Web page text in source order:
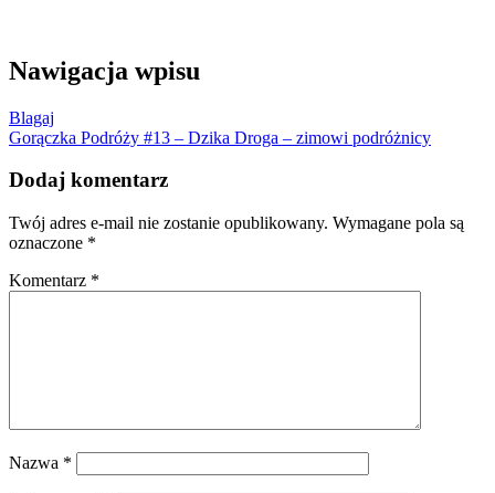
Nawigacja wpisu
Blagaj
Gorączka Podróży #13 – Dzika Droga – zimowi podróżnicy
Dodaj komentarz
Twój adres e-mail nie zostanie opublikowany. Wymagane pola są
oznaczone *
Komentarz *
Nazwa *